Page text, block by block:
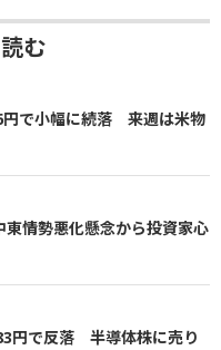
む
円で小幅に続落 来週は米物
情勢悪化懸念から投資家心
円で反落 半導体株に売り